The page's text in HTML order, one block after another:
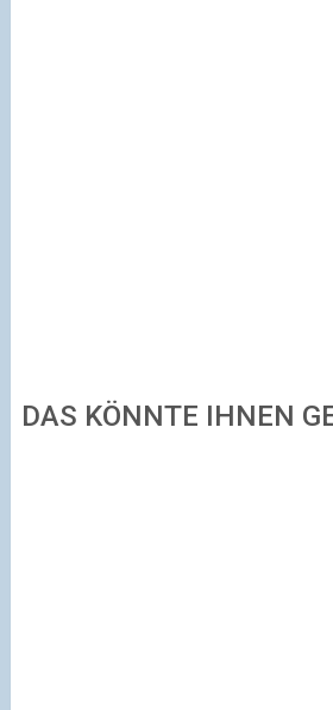
DAS KÖNNTE IHNEN